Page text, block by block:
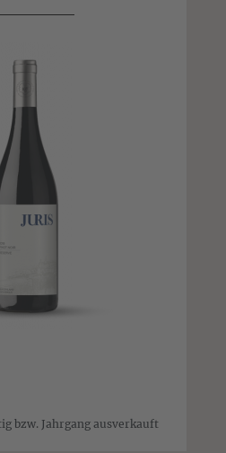
bzw. Jahrgang ausverkauft